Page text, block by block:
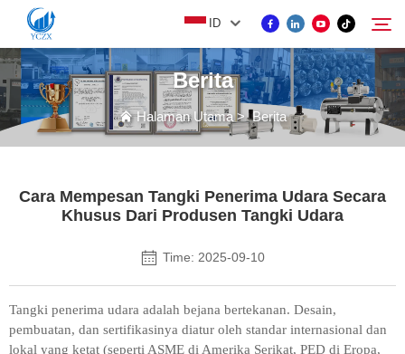
ID
PRODUK
BERITA
Cari
Berita
Halaman Utama>Berita
Cara Mempesan Tangki Penerima Udara Secara
Khusus Dari Produsen Tangki Udara
Time: 2025-09-10
Tangki penerima udara adalah bejana bertekanan. Desain,
pembuatan, dan sertifikasinya diatur oleh standar internasional dan
lokal yang ketat (seperti ASME di Amerika Serikat, PED di Eropa,